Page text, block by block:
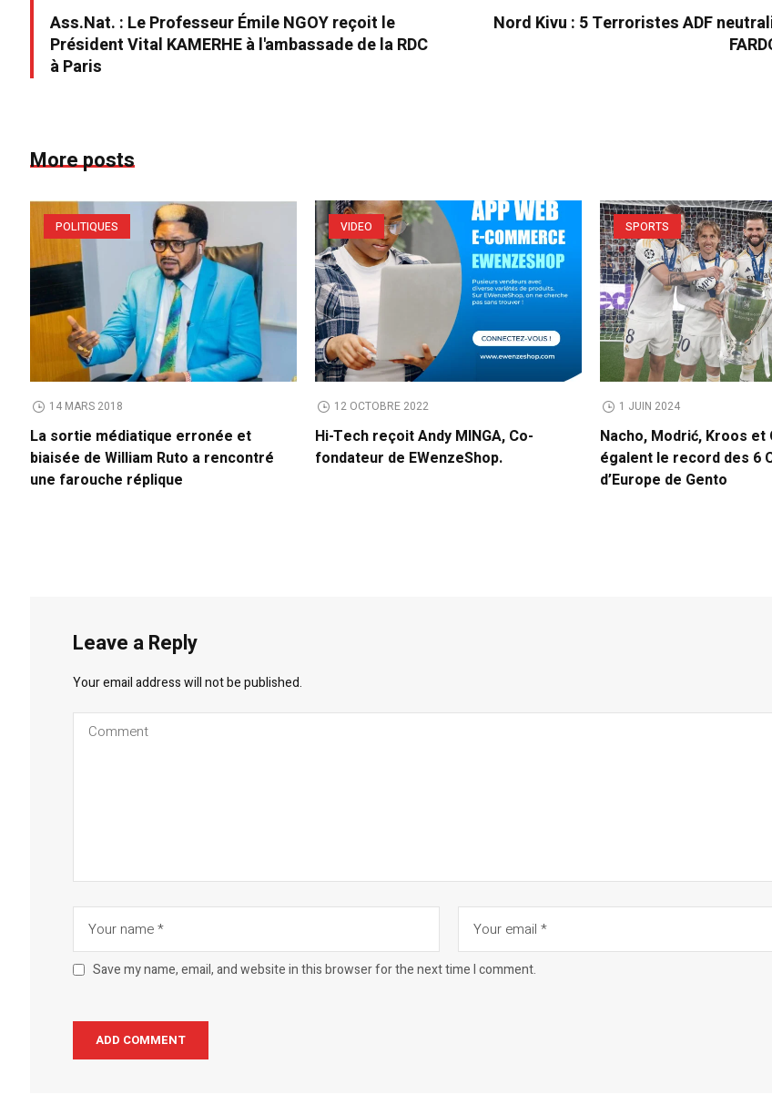
Ass.Nat. : Le Professeur Émile NGOY reçoit le
Président Vital KAMERHE à l'ambassade de la RDC
à Paris
Nord Kivu : 5 Terroristes ADF
More posts
POLITIQUES
14 MARS 2018
La sortie médiatique erronée et
biaisée de William Ruto a rencontré
une farouche réplique
VIDEO
12 OCTOBRE 2022
Hi-Tech reçoit Andy MINGA, Co-
fondateur de EWenzeShop.
SPORTS
1 JUIN 2024
Nacho, Modrić, Kroos et
égalent le record des 6
d’Europe de Gento
Leave a Reply
Your email address will not be published.
Save my name, email, and website in this browser for the next time I comment.